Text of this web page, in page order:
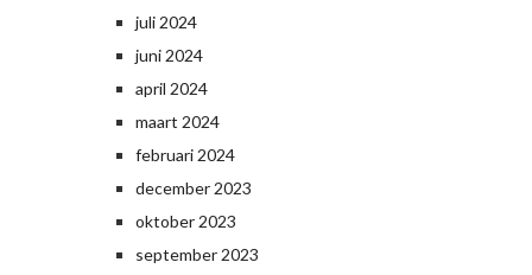
juli 2024
juni 2024
april 2024
maart 2024
februari 2024
december 2023
oktober 2023
september 2023